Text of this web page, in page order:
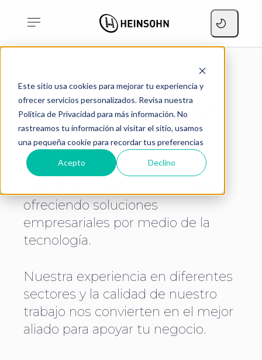
Este sitio usa cookies para mejorar tu experiencia y
ofrecer servicios personalizados. Revisa nuestra
Política de Privacidad para más información. No
rastreamos tu información al visitar el sitio, usamos
una pequeña cookie para recordar tus preferencias
Acepto Declino
Home Quienes somos
Somos Heinsohn
Una empresa colombiana con
ofreciendo soluciones
empresariales por medio de la
tecnología.
Nuestra experiencia en diferentes
sectores y la calidad de nuestro
trabajo nos convierten en el mejor
aliado para apoyar tu negocio.